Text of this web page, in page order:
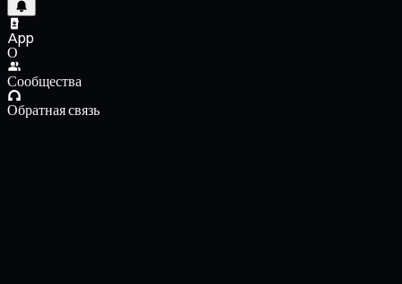
App
О
Сообщества
Обратная связь